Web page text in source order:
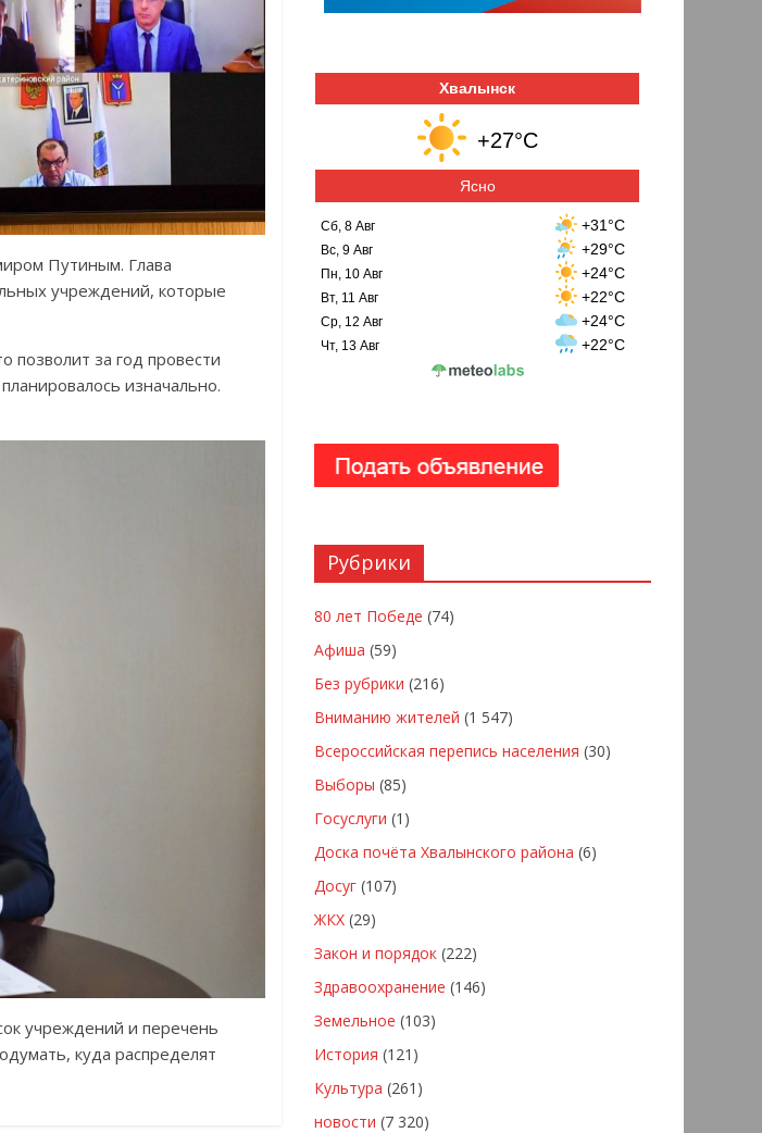
Путиным. Глава
учреждений, которые
за год провести
изначально.
учреждений и перечень
куда распределят
Хвалынск
+27°C
Ясно
Сб, 8 Авг +31°C
Вс, 9 Авг +29°C
Пн, 10 Авг +24°C
Вт, 11 Авг +22°C
Ср, 12 Авг +24°C
Чт, 13 Авг +22°C
Рубрики
80 лет Победе (74)
Афиша (59)
Без рубрики (216)
Вниманию жителей (1 547)
Всероссийская перепись населения (30)
Выборы (85)
Госуслуги (1)
Доска почёта Хвалынского района (6)
Досуг (107)
ЖКХ (29)
Закон и порядок (222)
Здравоохранение (146)
Земельное (103)
История (121)
Культура (261)
новости (7 320)